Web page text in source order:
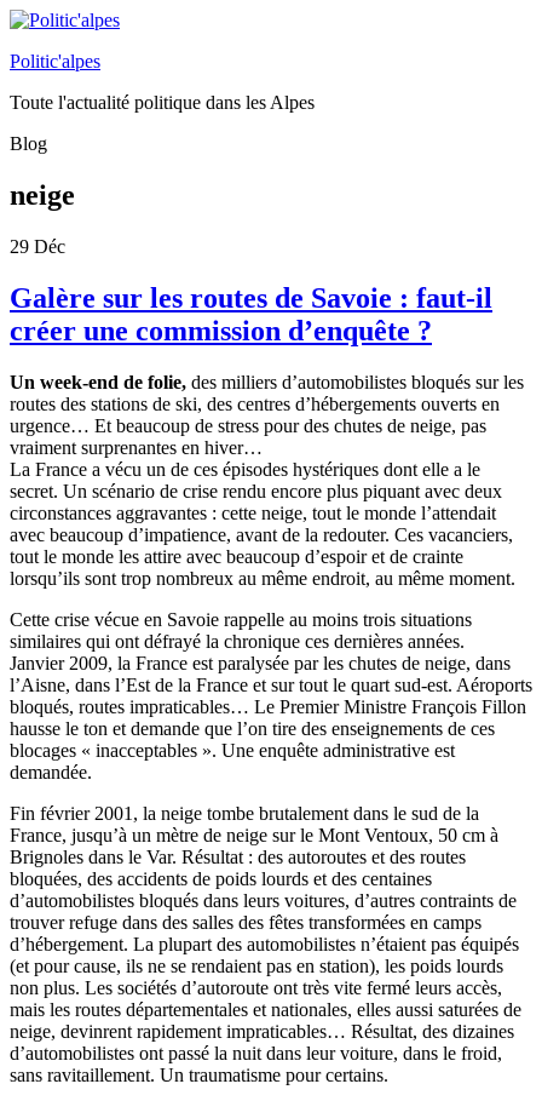
Politic'alpes
Toute l'actualité politique dans les Alpes
Blog
neige
29 Déc
Galère sur les routes de Savoie : faut-il
créer une commission d’enquête ?
Un week-end de folie, des milliers d’automobilistes bloqués sur les
routes des stations de ski, des centres d’hébergements ouverts en
urgence… Et beaucoup de stress pour des chutes de neige, pas
vraiment surprenantes en hiver…
La France a vécu un de ces épisodes hystériques dont elle a le
secret. Un scénario de crise rendu encore plus piquant avec deux
circonstances aggravantes : cette neige, tout le monde l’attendait
avec beaucoup d’impatience, avant de la redouter. Ces vacanciers,
tout le monde les attire avec beaucoup d’espoir et de crainte
lorsqu’ils sont trop nombreux au même endroit, au même moment.
Cette crise vécue en Savoie rappelle au moins trois situations
similaires qui ont défrayé la chronique ces dernières années.
Janvier 2009, la France est paralysée par les chutes de neige, dans
l’Aisne, dans l’Est de la France et sur tout le quart sud-est. Aéroports
bloqués, routes impraticables… Le Premier Ministre François Fillon
hausse le ton et demande que l’on tire des enseignements de ces
blocages « inacceptables ». Une enquête administrative est
demandée.
Fin février 2001, la neige tombe brutalement dans le sud de la
France, jusqu’à un mètre de neige sur le Mont Ventoux, 50 cm à
Brignoles dans le Var. Résultat : des autoroutes et des routes
bloquées, des accidents de poids lourds et des centaines
d’automobilistes bloqués dans leurs voitures, d’autres contraints de
trouver refuge dans des salles des fêtes transformées en camps
d’hébergement. La plupart des automobilistes n’étaient pas équipés
(et pour cause, ils ne se rendaient pas en station), les poids lourds
non plus. Les sociétés d’autoroute ont très vite fermé leurs accès,
mais les routes départementales et nationales, elles aussi saturées de
neige, devinrent rapidement impraticables… Résultat, des dizaines
d’automobilistes ont passé la nuit dans leur voiture, dans le froid,
sans ravitaillement. Un traumatisme pour certains.